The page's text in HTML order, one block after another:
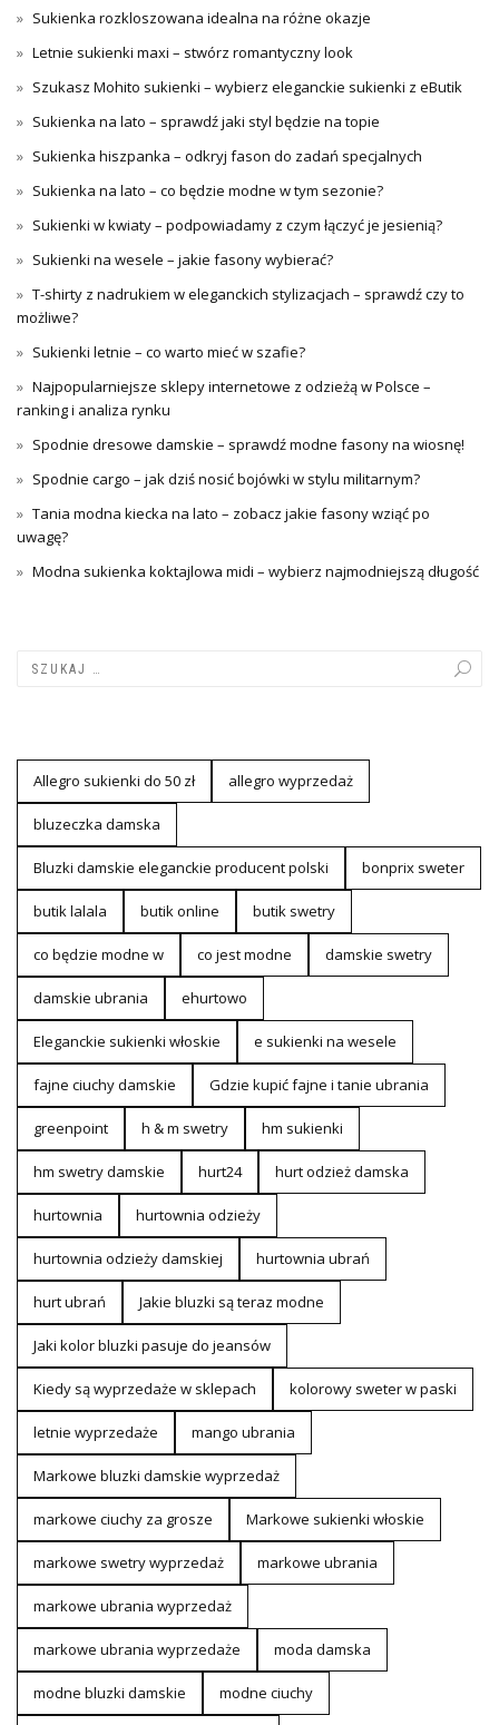
Sukienka rozkloszowana idealna na różne okazje
Letnie sukienki maxi – stwórz romantyczny look
Szukasz Mohito sukienki – wybierz eleganckie sukienki z eButik
Sukienka na lato – sprawdź jaki styl będzie na topie
Sukienka hiszpanka – odkryj fason do zadań specjalnych
Sukienka na lato – co będzie modne w tym sezonie?
Sukienki w kwiaty – podpowiadamy z czym łączyć je jesienią?
Sukienki na wesele – jakie fasony wybierać?
T-shirty z nadrukiem w eleganckich stylizacjach – sprawdź czy to
możliwe?
Sukienki letnie – co warto mieć w szafie?
Najpopularniejsze sklepy internetowe z odzieżą w Polsce –
ranking i analiza rynku
Spodnie dresowe damskie – sprawdź modne fasony na wiosnę!
Spodnie cargo – jak dziś nosić bojówki w stylu militarnym?
Tania modna kiecka na lato – zobacz jakie fasony wziąć po
uwagę?
Modna sukienka koktajlowa midi – wybierz najmodniejszą długość
Allegro sukienki do 50 zł allegro wyprzedaż
bluzeczka damska
Bluzki damskie eleganckie producent polski bonprix sweter
butik lalala butik online butik swetry
co będzie modne w co jest modne damskie swetry
damskie ubrania ehurtowo
Eleganckie sukienki włoskie e sukienki na wesele
fajne ciuchy damskie Gdzie kupić fajne i tanie ubrania
greenpoint h & m swetry hm sukienki
hm swetry damskie hurt24 hurt odzież damska
hurtownia hurtownia odzieży
hurtownia odzieży damskiej hurtownia ubrań
hurt ubrań Jakie bluzki są teraz modne
Jaki kolor bluzki pasuje do jeansów
Kiedy są wyprzedaże w sklepach kolorowy sweter w paski
letnie wyprzedaże mango ubrania
Markowe bluzki damskie wyprzedaż
markowe ciuchy za grosze Markowe sukienki włoskie
markowe swetry wyprzedaż markowe ubrania
markowe ubrania wyprzedaż
markowe ubrania wyprzedaże moda damska
modne bluzki damskie modne ciuchy